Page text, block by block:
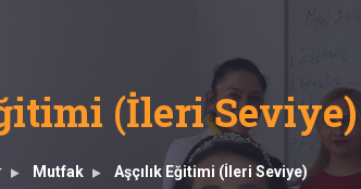
(İleri
Mutfak Aşçılık Eğitimi (İleri Seviye)